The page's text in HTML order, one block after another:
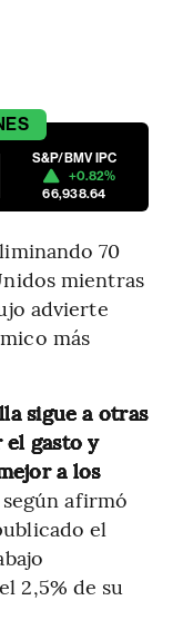
S&P/BMV IPC
+0.82%
66,938.64
70
mientras
advierte
más
sigue a otras
gasto y
a los
según afirmó
el
2,5% de su